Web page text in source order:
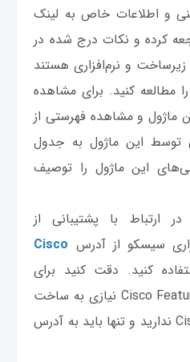
و اطلاعات خاص به لینک
کرده و نکات درج شده در
و نرم‌افزاری هستند
مطالعه کنید. برای مشاهده
ماژول و مشاهده فهرستی از
توسط این ماژول به جدول
این ماژول را توصیف
ارتباط با پشتیبانی از
سیسکو از آدرس Cisco
کنید. دقت کنید برای
دسترسی به Cisco Feature Navigator نیازی به ساخت
حساب کاربری در Cisco.com ندارید و تنها باید به آدرس